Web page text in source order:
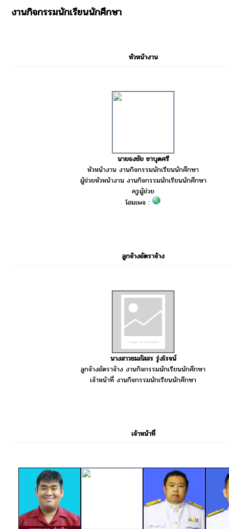
งานกิจกรรมนักเรียนนักศึกษา
หัวหน้างาน
นายธงชัย ชาบุดศรี
หัวหน้างาน งานกิจกรรมนักเรียนนักศึกษา
ผู้ช่วยหัวหน้างาน งานกิจกรรมนักเรียนนักศึกษา
ครูผู้ช่วย
โฮมเพจ :
ลูกจ้างอัตราจ้าง
นางสาวชมภัสสร รุ่งโรจน์
ลูกจ้างอัตราจ้าง งานกิจกรรมนักเรียนนักศึกษา
เจ้าหน้าที่ งานกิจกรรมนักเรียนนักศึกษา
เจ้าหน้าที่